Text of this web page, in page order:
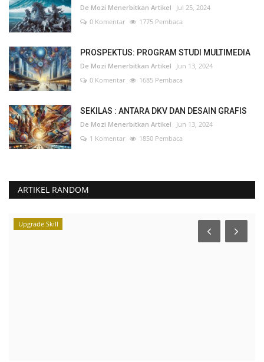
De Mozi Menerbitkan Artikel
Jul 25, 2024
0 Komentar
1775 Pembaca
PROSPEKTUS: PROGRAM STUDI MULTIMEDIA
De Mozi Menerbitkan Artikel
Jun 13, 2024
0 Komentar
1685 Pembaca
SEKILAS : ANTARA DKV DAN DESAIN GRAFIS
De Mozi Menerbitkan Artikel
Jun 13, 2024
1 Komentar
1850 Pembaca
ARTIKEL RANDOM
Upgrade Skill